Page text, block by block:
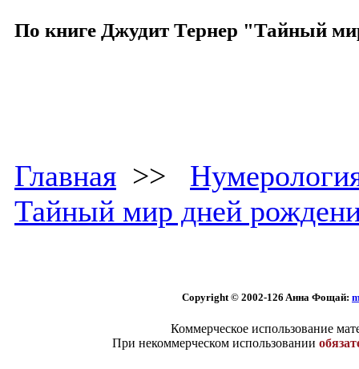
По книге Джудит Тернер "Тайный
Главная >>
Тайный мир дней
Copyright © 2002-126 Aннa Фoщaй:
Коммерческое использование
При некоммерческом использовании